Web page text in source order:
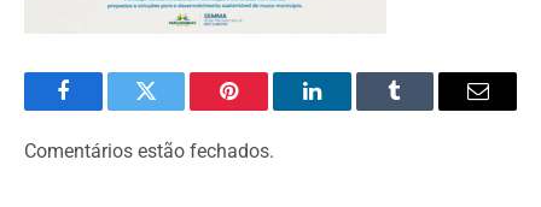
FacebookTwitter Pinterest LinkedInTumblr Email
Comentários estão fechados.